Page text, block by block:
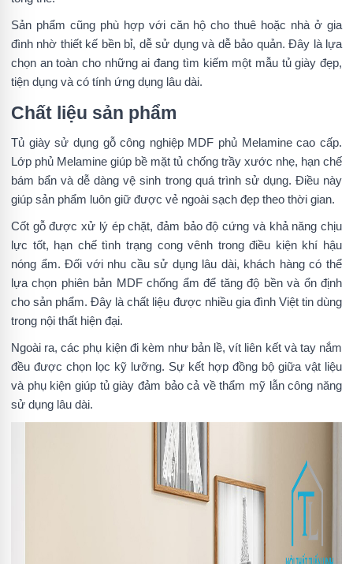
Sản phẩm cũng phù hợp với căn hộ cho thuê hoặc nhà ở gia
đình nhờ thiết kế bền bỉ, dễ sử dụng và dễ bảo quản. Đây là lựa
chọn an toàn cho những ai đang tìm kiếm một mẫu tủ giày đẹp,
tiện dụng và có tính ứng dụng lâu dài.
Chất liệu sản phẩm
Tủ giày sử dụng gỗ công nghiệp MDF phủ Melamine cao cấp.
Lớp phủ Melamine giúp bề mặt tủ chống trầy xước nhẹ, hạn chế
bám bẩn và dễ dàng vệ sinh trong quá trình sử dụng. Điều này
giúp sản phẩm luôn giữ được vẻ ngoài sạch đẹp theo thời gian.
Cốt gỗ được xử lý ép chặt, đảm bảo độ cứng và khả năng chịu
lực tốt, hạn chế tình trạng cong vênh trong điều kiện khí hậu
nóng ẩm. Đối với nhu cầu sử dụng lâu dài, khách hàng có thể
lựa chọn phiên bản MDF chống ẩm để tăng độ bền và ổn định
cho sản phẩm. Đây là chất liệu được nhiều gia đình Việt tin dùng
trong nội thất hiện đại.
Ngoài ra, các phụ kiện đi kèm như bản lề, vít liên kết và tay nắm
đều được chọn lọc kỹ lưỡng. Sự kết hợp đồng bộ giữa vật liệu
và phụ kiện giúp tủ giày đảm bảo cả về thẩm mỹ lẫn công năng
sử dụng lâu dài.